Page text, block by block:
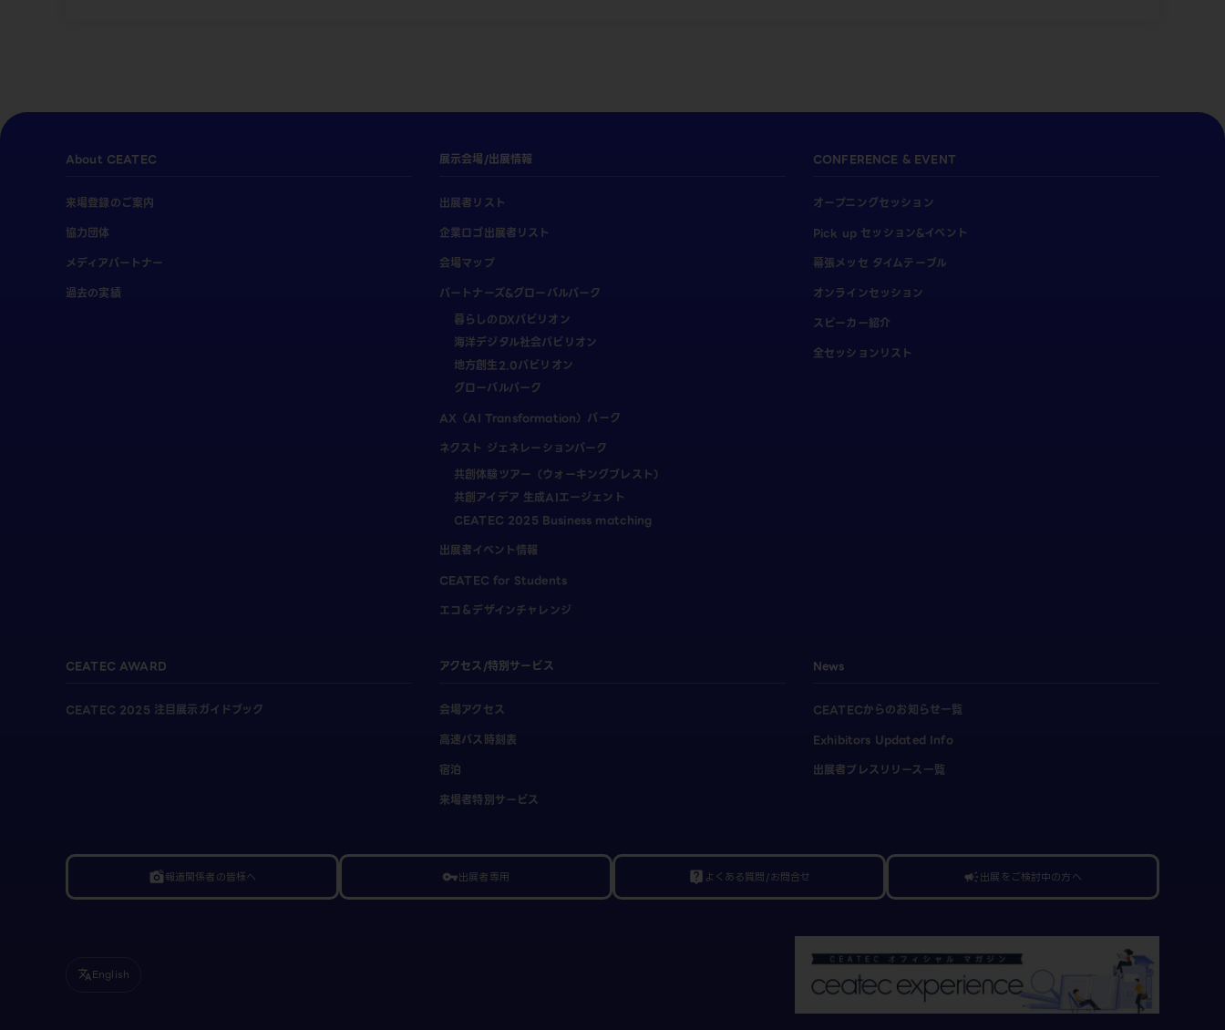
About CEATEC
来場登録のご案内
協力団体
メディアパートナー
過去の実績
展示会場/出展情報
出展者リスト
企業ロゴ出展者リスト
会場マップ
パートナーズ&グローバルパーク
暮らしのDXパビリオン
海洋デジタル社会パビリオン
地方創生2.0パビリオン
グローバルパーク
AX（AI Transformation）パーク
ネクスト ジェネレーションパーク
共創体験ツアー（ウォーキングブレスト）
共創アイデア 生成AIエージェント
CEATEC 2025 Business matching
出展者イベント情報
CEATEC for Students
エコ＆デザインチャレンジ
CONFERENCE & EVENT
オープニングセッション
Pick up セッション&イベント
幕張メッセ タイムテーブル
オンラインセッション
スピーカー紹介
全セッションリスト
CEATEC AWARD
CEATEC 2025 注目展示ガイドブック
アクセス/特別サービス
会場アクセス
高速バス時刻表
宿泊
来場者特別サービス
News
CEATECからのお知らせ一覧
Exhibitors Updated Info
出展者プレスリリース一覧
linked_camera報道関係者の皆様へ vpn_key出展者専用 live_help よくある質問/お問合せ campaign出展をご検討中の方へ
translateEnglish